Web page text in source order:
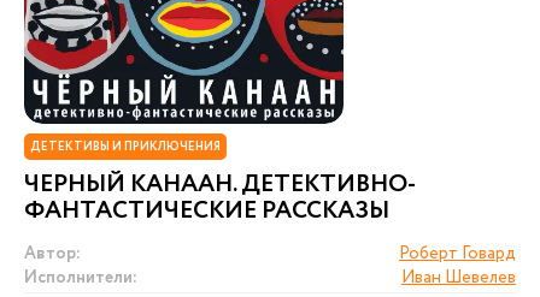
ДЕТЕКТИВЫ И ПРИКЛЮЧЕНИЯ
ЧЕРНЫЙ КАНААН. ДЕТЕКТИВНО-
ФАНТАСТИЧЕСКИЕ РАССКАЗЫ
Автор:
Роберт Говард
Исполнители:
Иван Шевелев